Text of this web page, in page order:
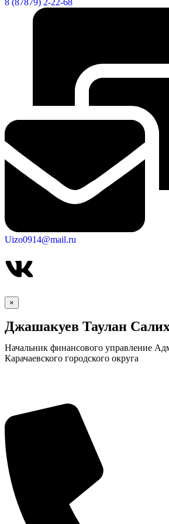
Uizo0914@mail.ru
×
Джашакуев Таулан
Начальник финансового управление
Карачаевского городского округа